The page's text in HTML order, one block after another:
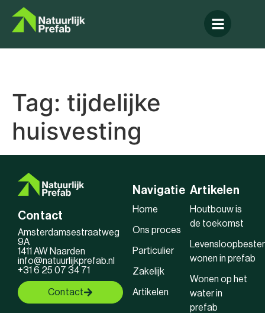
Tag: tijdelijke
huisvesting
Contact
Amsterdamsestraatweg
9A
1411 AW Naarden
info@natuurlijkprefab.nl
+31 6 25 07 34 71
Contact
Navigatie
Home
Ons proces
Particulier
Zakelijk
Artikelen
Artikelen
Houtbouw is
de toekomst
wonen in prefab
Wonen op het
water in
prefab